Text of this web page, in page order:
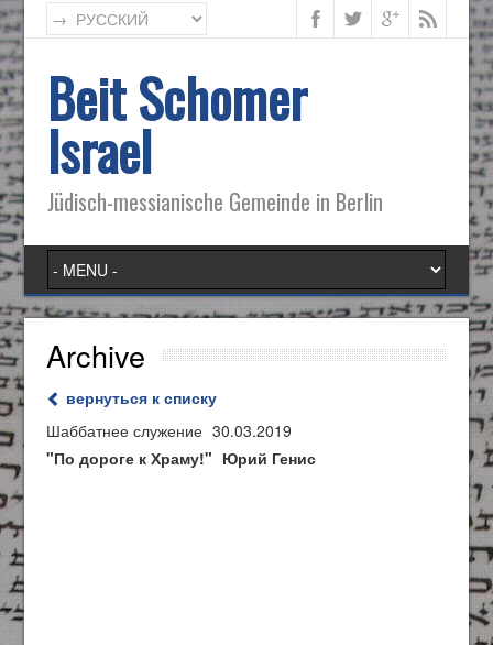
Beit Schomer
Israel
Jüdisch-messianische Gemeinde in Berlin
Archive
вернуться к списку
Шаббатнее служение 30.03.2019
"По дороге к Храму!" Юрий Генис